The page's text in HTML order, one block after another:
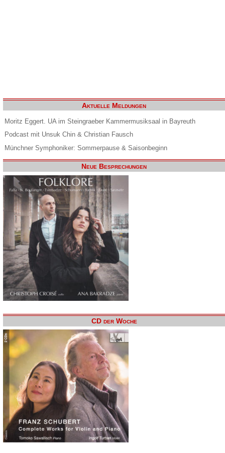
Aktuelle Meldungen
Moritz Eggert. UA im Steingraeber Kammermusiksaal in Bayreuth
Podcast mit Unsuk Chin & Christian Fausch
Münchner Symphoniker: Sommerpause & Saisonbeginn
Neue Besprechungen
CD der Woche